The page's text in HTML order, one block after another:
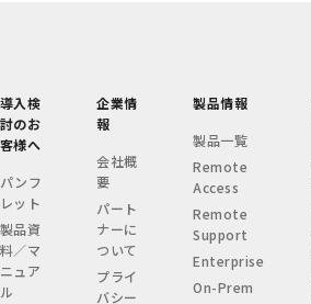
導入検
討のお
客様へ
パンフ
レット
製品資
料／マ
ニュア
ル
企業情
報
会社概
要
パート
ナーに
ついて
プライ
バシー
製品情報
製品一覧
Remote
Access
Remote
Support
Enterprise
On-Prem